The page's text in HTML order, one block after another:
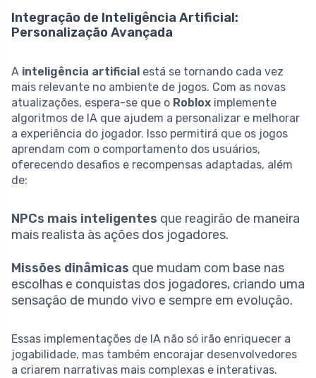
Integração de Inteligência Artificial:
Personalização Avançada
A inteligência artificial está se tornando cada vez
mais relevante no ambiente de jogos. Com as novas
atualizações, espera-se que o Roblox implemente
algoritmos de IA que ajudem a personalizar e melhorar
a experiência do jogador. Isso permitirá que os jogos
aprendam com o comportamento dos usuários,
oferecendo desafios e recompensas adaptadas, além
de:
NPCs mais inteligentes que reagirão de maneira
mais realista às ações dos jogadores.
Missões dinâmicas que mudam com base nas
escolhas e conquistas dos jogadores, criando uma
sensação de mundo vivo e sempre em evolução.
Essas implementações de IA não só irão enriquecer a
jogabilidade, mas também encorajar desenvolvedores
a criarem narrativas mais complexas e interativas.